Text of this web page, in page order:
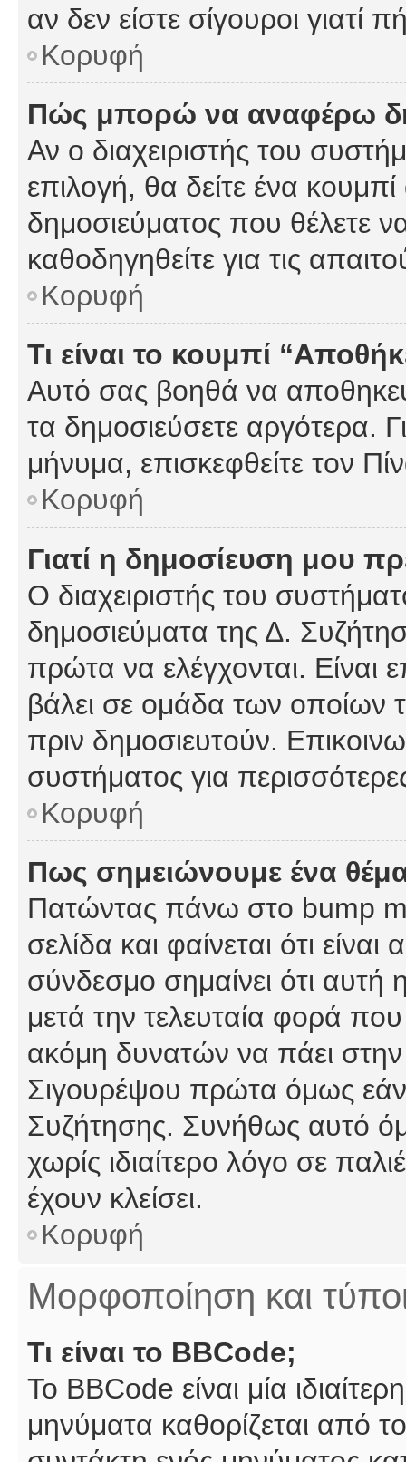
αν δεν είστε σίγουροι γιατί
Κορυφή
Πώς μπορώ να αναφέρω
Αν ο διαχειριστής του
επιλογή, θα δείτε ένα
δημοσιεύματος που θέλετε
καθοδηγηθείτε για τις
Κορυφή
Τι είναι το κουμπί
Αυτό σας βοηθά να
τα δημοσιεύσετε αργότερα.
μήνυμα, επισκεφθείτε τον
Κορυφή
Γιατί η δημοσίευση μου
Ο διαχειριστής του
δημοσιεύματα της Δ.
πρώτα να ελέγχονται. Είναι
βάλει σε ομάδα των οποίων
πριν δημοσιευτούν.
συστήματος για
Κορυφή
Πως σημειώνουμε ένα
Πατώντας πάνω στο bump
σελίδα και φαίνεται ότι
σύνδεσμο σημαίνει ότι αυτή
μετά την τελευταία φορά που
ακόμη δυνατών να πάει
Σιγουρέψου πρώτα όμως εάν
Συζήτησης. Συνήθως αυτό
χωρίς ιδιαίτερο λόγο σε
έχουν κλείσει.
Κορυφή
Μορφοποίηση και
Τι είναι το BBCode;
Το BBCode είναι μία
μηνύματα καθορίζεται από